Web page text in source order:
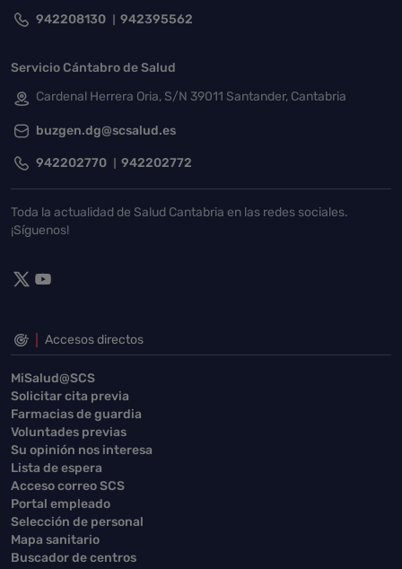
942208130 942395562
Servicio Cántabro de Salud
Cardenal Herrera Oria, S/N 39011 Santander, Cantabria
buzgen.dg@scsalud.es
942202770 942202772
Toda la actualidad de Salud Cantabria en las redes sociales.
¡Síguenos!
Accesos directos
MiSalud@SCS
Solicitar cita previa
Farmacias de guardia
Voluntades previas
Su opinión nos interesa
Lista de espera
Acceso correo SCS
Portal empleado
Selección de personal
Mapa sanitario
Buscador de centros